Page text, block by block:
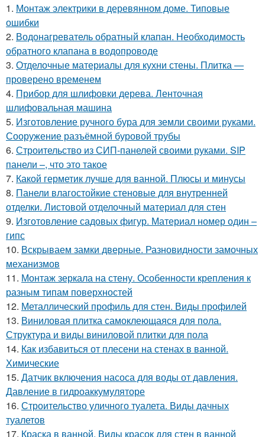
1. Монтаж электрики в деревянном доме. Типовые
ошибки
2. Водонагреватель обратный клапан. Необходимость
обратного клапана в водопроводе
3. Отделочные материалы для кухни стены. Плитка —
проверено временем
4. Прибор для шлифовки дерева. Ленточная
шлифовальная машина
5. Изготовление ручного бура для земли своими руками.
Сооружение разъёмной буровой трубы
6. Строительство из СИП-панелей своими руками. SIP
панели –, что это такое
7. Какой герметик лучше для ванной. Плюсы и минусы
8. Панели влагостойкие стеновые для внутренней
отделки. Листовой отделочный материал для стен
9. Изготовление садовых фигур. Материал номер один –
гипс
10. Вскрываем замки дверные. Разновидности замочных
механизмов
11. Монтаж зеркала на стену. Особенности крепления к
разным типам поверхностей
12. Металлический профиль для стен. Виды профилей
13. Виниловая плитка самоклеющаяся для пола.
Структура и виды виниловой плитки для пола
14. Как избавиться от плесени на стенах в ванной.
Химические
15. Датчик включения насоса для воды от давления.
Давление в гидроаккумуляторе
16. Строительство уличного туалета. Виды дачных
туалетов
17. Краска в ванной. Виды красок для стен в ванной